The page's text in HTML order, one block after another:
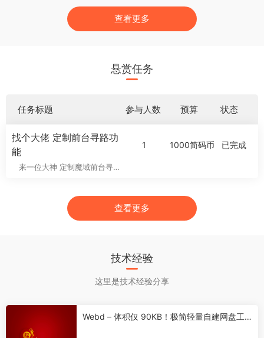
查看更多
悬赏任务
任务标题 参与人数 预算 状态
找个大佬 定制前台寻路功
能
来一位大神 定制魔域前台寻
点 要源码 &nbs...
1 1000简码币 已完成
查看更多
技术经验
这里是技术经验分享
Webd – 体积仅 90KB！极简轻量自建网盘工